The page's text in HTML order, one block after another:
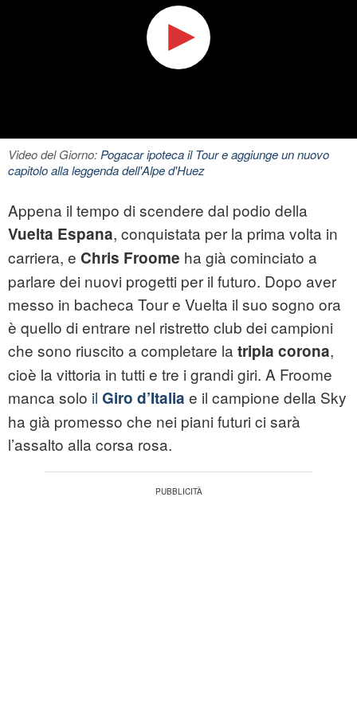
Video del Giorno:Pogacar ipoteca il Tour e aggiunge un nuovo
capitolo alla leggenda dell'Alpe d'Huez
Appena il tempo di scendere dal podio della
Vuelta Espana, conquistata per la prima volta in
carriera, e Chris Froome ha già cominciato a
parlare dei nuovi progetti per il futuro. Dopo aver
messo in bacheca Tour e Vuelta il suo sogno ora
è quello di entrare nel ristretto club dei campioni
che sono riuscito a completare la tripla corona,
cioè la vittoria in tutti e tre i grandi giri. A Froome
manca solo il Giro d’Italia e il campione della Sky
ha già promesso che nei piani futuri ci sarà
l’assalto alla corsa rosa.